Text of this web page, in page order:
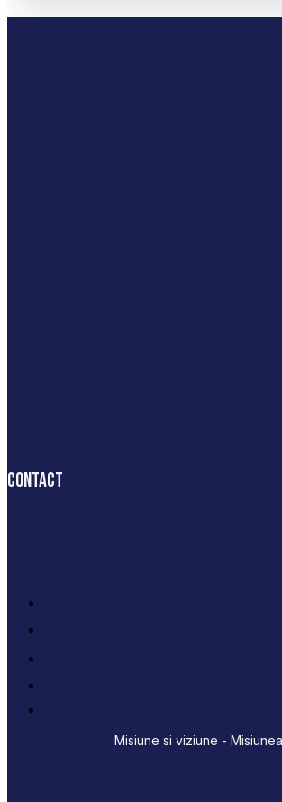
Contact
Misiune si viziune -